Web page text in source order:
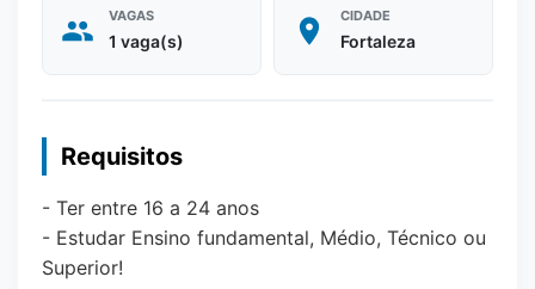
VAGAS
1 vaga(s)
CIDADE
Fortaleza
Requisitos
- Ter entre 16 a 24 anos
- Estudar Ensino fundamental, Médio, Técnico ou
Superior!